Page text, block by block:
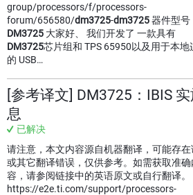
group/processors/f/processors-
forum/656580/dm3725-dm3725器件型号
DM3725 大家好、 我们开发了 一款具有
DM3725芯片组和 TPS 65950以及用于本地
的 USB…
[参考译文] DM3725：IBIS
息
已解决
请注意，本文内容源自机器翻译，可能存在
或其它翻译错误，仅供参考。如需获取准确
容，请参阅链接中的英语原文或自行翻译。
https://e2e.ti.com/support/processors-